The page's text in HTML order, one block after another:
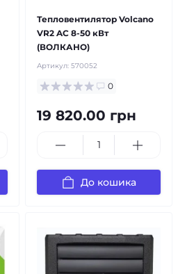
Тепловентилятор Volcano
VR2 AC 8-50 кВт
(ВОЛКАНО)
Артикул: 570052
0
19 820.00 грн
До кошика